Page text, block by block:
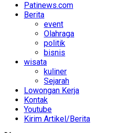
Patinews.com
Berita
event
Olahraga
politik
bisnis
wisata
kuliner
Sejarah
Lowongan Kerja
Kontak
Youtube
Kirim Artikel/Berita